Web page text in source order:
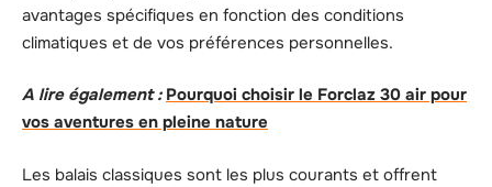
avantages spécifiques en fonction des conditions
climatiques et de vos préférences personnelles.
A lire également : Pourquoi choisir le Forclaz 30 air pour
vos aventures en pleine nature
Les balais classiques sont les plus courants et offrent